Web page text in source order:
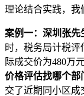
理论结合实践，我
案例一：深圳张先
时，税务局计税评
际成交价为480万
价格评估找哪个部
交了近期同小区